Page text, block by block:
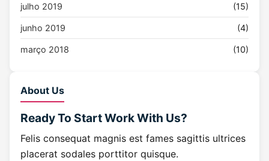
julho 2019 (15)
junho 2019 (4)
março 2018 (10)
About Us
Ready To StartWork With Us?
Felis consequat magnis est fames sagittis ultrices
placerat sodales porttitor quisque.